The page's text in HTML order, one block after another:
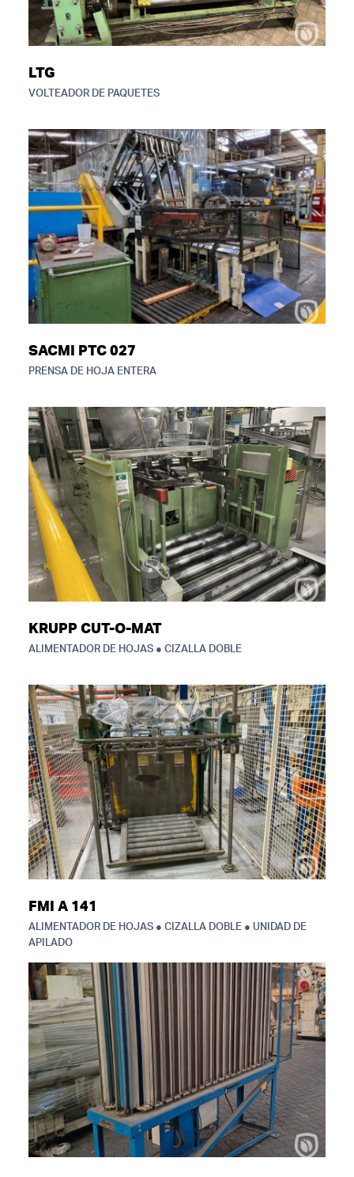
LTG
VOLTEADOR DE PAQUETES
SACMI PTC 027
PRENSA DE HOJA ENTERA
KRUPP CUT-O-MAT
ALIMENTADOR DE HOJAS ● CIZALLA DOBLE
FMI A 141
ALIMENTADOR DE HOJAS ● CIZALLA DOBLE ● UNIDAD DE
APILADO